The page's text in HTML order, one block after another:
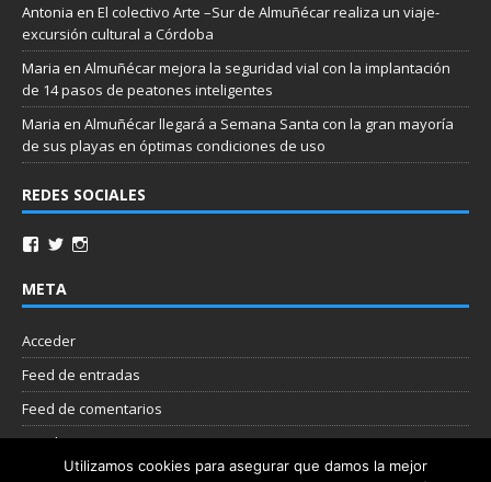
Antonia en El colectivo Arte –Sur de Almuñécar realiza un viaje-
excursión cultural a Córdoba
Maria en Almuñécar mejora la seguridad vial con la implantación
de 14 pasos de peatones inteligentes
Maria en Almuñécar llegará a Semana Santa con la gran mayoría
de sus playas en óptimas condiciones de uso
REDES SOCIALES
META
Acceder
Feed de entradas
Feed de comentarios
WordPress.org
Utilizamos cookies para asegurar que damos la mejor